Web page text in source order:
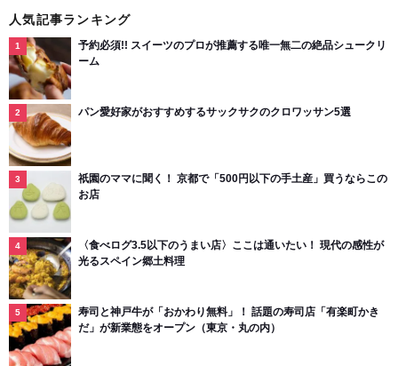
人気記事ランキング
予約必須!! スイーツのプロが推薦する唯一無二の絶品シュークリ
ーム
パン愛好家がおすすめするサックサクのクロワッサン5選
祇園のママに聞く！ 京都で「500円以下の手土産」買うならこの
お店
〈食べログ3.5以下のうまい店〉ここは通いたい！ 現代の感性が
光るスペイン郷土料理
寿司と神戸牛が「おかわり無料」！ 話題の寿司店「有楽町かき
だ」が新業態をオープン（東京・丸の内）